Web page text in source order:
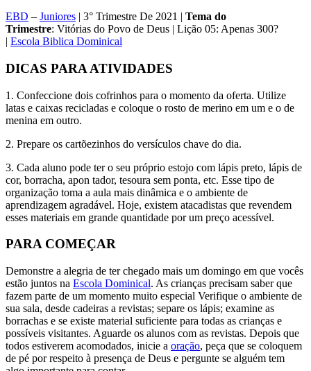
EBD – Juniores | 3° Trimestre De 2021 | Tema do
Trimestre: Vitórias do Povo de Deus | Lição 05: Apenas 300?
| Escola Biblica Dominical
DICAS PARA ATIVIDADES
1. Confeccione dois cofrinhos para o momento da oferta. Utilize
latas e caixas recicladas e coloque o rosto de merino em um e o de
menina em outro.
2. Prepare os cartõezinhos do versículos chave do dia.
3. Cada aluno pode ter o seu próprio estojo com lápis preto, lápis de
cor, borracha, apon tador, tesoura sem ponta, etc. Esse tipo de
organização toma a aula mais dinâmica e o ambiente de
aprendizagem agradável. Hoje, existem atacadistas que revendem
esses materiais em grande quantidade por um preço acessível.
PARA COMEÇAR
Demonstre a alegria de ter chegado mais um domingo em que vocês
estão juntos na Escola Dominical. As crianças precisam saber que
fazem parte de um momento muito especial Verifique o ambiente de
sua sala, desde cadeiras a revistas; separe os lápis; examine as
borrachas e se existe material suficiente para todas as crianças e
possíveis visitantes. Aguarde os alunos com as revistas. Depois que
todos estiverem acomodados, inicie a oração, peça que se coloquem
de pé por respeito à presença de Deus e pergunte se alguém tem